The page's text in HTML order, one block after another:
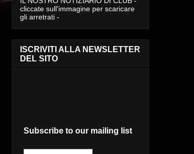
cliccate sull'immagine per scaricare
gli arretrati -
ISCRIVITI ALLA NEWSLETTER
DEL SITO
Subscribe to our mailing list